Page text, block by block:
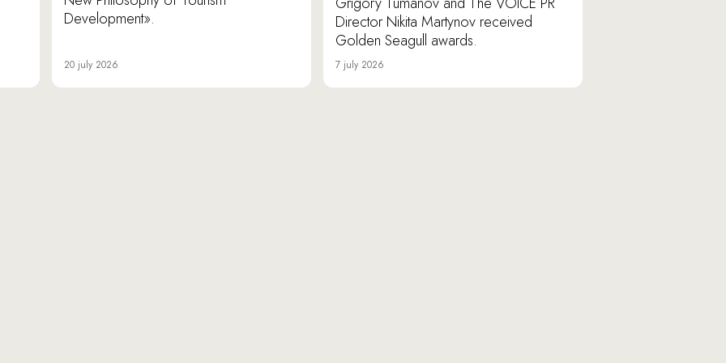
Development».
20 july 2026
Director Nikita Martynov received
Golden Seagull awards.
7 july 2026